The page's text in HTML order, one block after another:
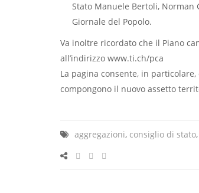
Stato Manuele Bertoli, Norman
Giornale del Popolo.
Va inoltre ricordato che il Piano
all’indirizzo www.ti.ch/pca
La pagina consente, in
compongono il nuovo assetto
aggregazioni, consiglio di stato,